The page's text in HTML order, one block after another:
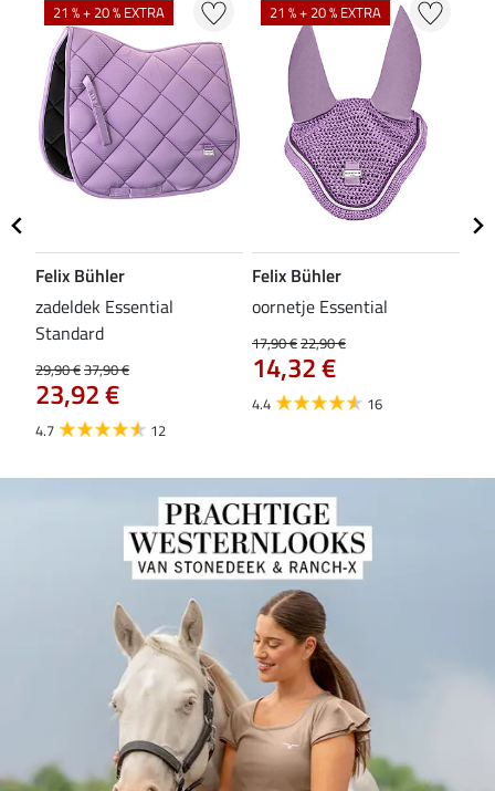
21 % + 20 % EXTRA
Felix Bühler
zadeldek Essential
Standard
29,90 €37,90 €
23,92 €
4.7 12
21 % + 20 % EXTRA
Felix Bühler
oornetje Essential
17,90 €22,90 €
14,32 €
4.4 16